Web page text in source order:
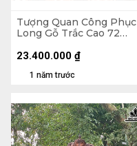
Tượng Quan Công Phục
Long Gỗ Trắc Cao 72
1 năm trước
23.400.000 ₫